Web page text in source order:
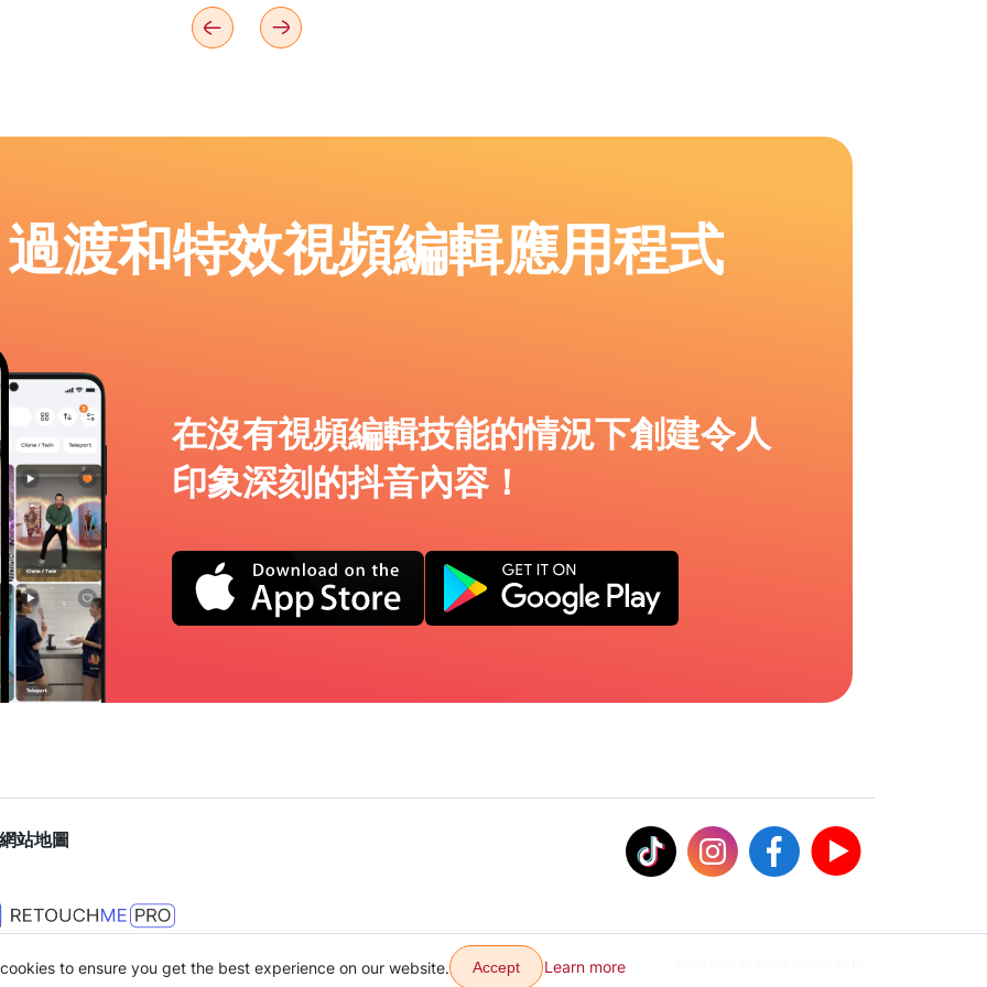
渡和特效視頻編輯應用程式
在沒有視頻編輯技能的情況下創建令人
印象深刻的抖音內容！
網站地圖
to ensure you get the best experience on our website. Accept Learn more